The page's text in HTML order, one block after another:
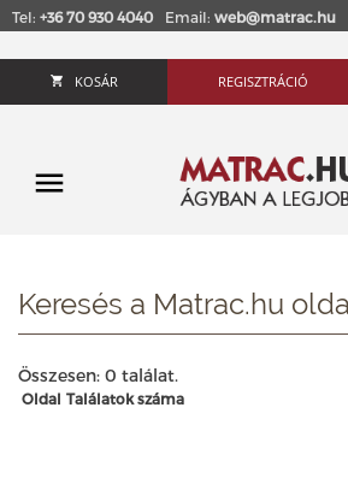
Tel: +36 70 930 4040 Email: web@matrac.hu
KOSÁR REGISZTRÁCIÓ
Keresés a Matrac.hu
Összesen: 0 találat.
Oldal Találatok száma